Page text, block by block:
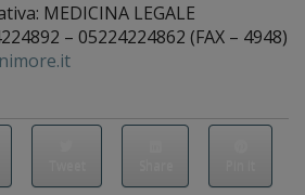
MEDICINA LEGALE
– 05224224862 (FAX – 4948)